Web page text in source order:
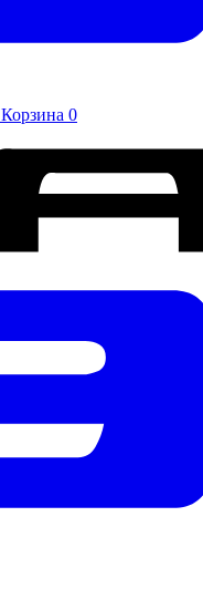
Корзина 0